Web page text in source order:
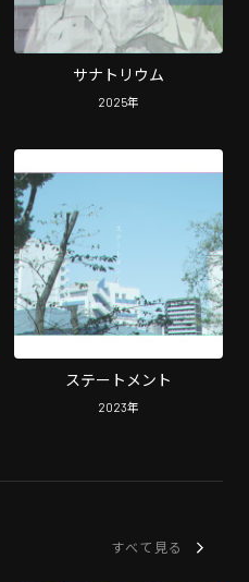
サナトリウム
2025年
ステートメント
2023年
すべて見る